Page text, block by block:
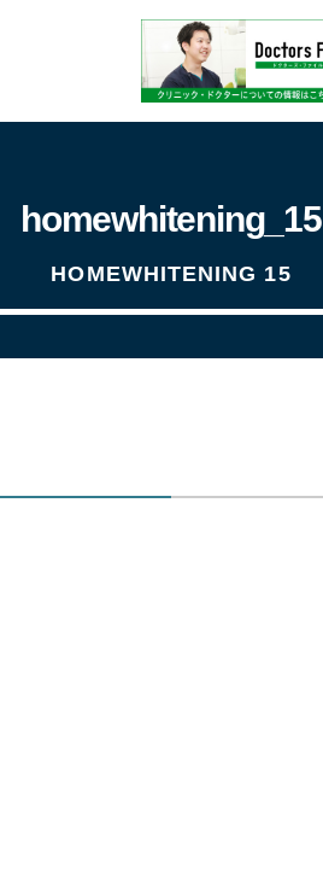
homewhitening_15
HOMEWHITENING 15